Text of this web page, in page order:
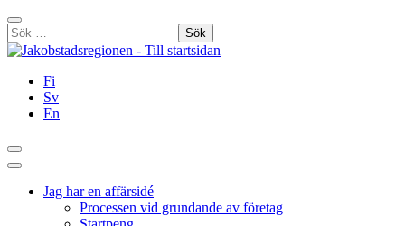
Hoppa
till
innehållet
Stäng
Sök
efter:
Fi
Sv
En
Sök
Huvudmeny
Jag har en affärsidé
Processen vid grundande av företag